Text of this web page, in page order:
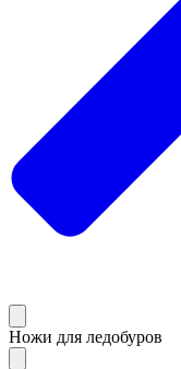
Ножи для ледобуров